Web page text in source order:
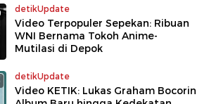
detikUpdate
Video Terpopuler Sepekan: Ribuan
WNI Bernama Tokoh Anime-
Mutilasi di Depok
detikUpdate
Video KETIK: Lukas Graham Bocorin